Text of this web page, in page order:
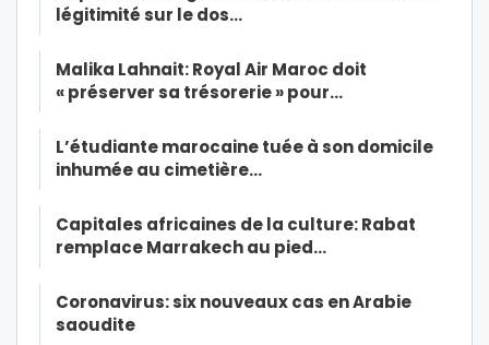
légitimité sur le dos…
Malika Lahnait: Royal Air Maroc doit
« préserver sa trésorerie » pour…
L’étudiante marocaine tuée à son domicile
inhumée au cimetière…
Capitales africaines de la culture: Rabat
remplace Marrakech au pied…
Coronavirus: six nouveaux cas en Arabie
saoudite